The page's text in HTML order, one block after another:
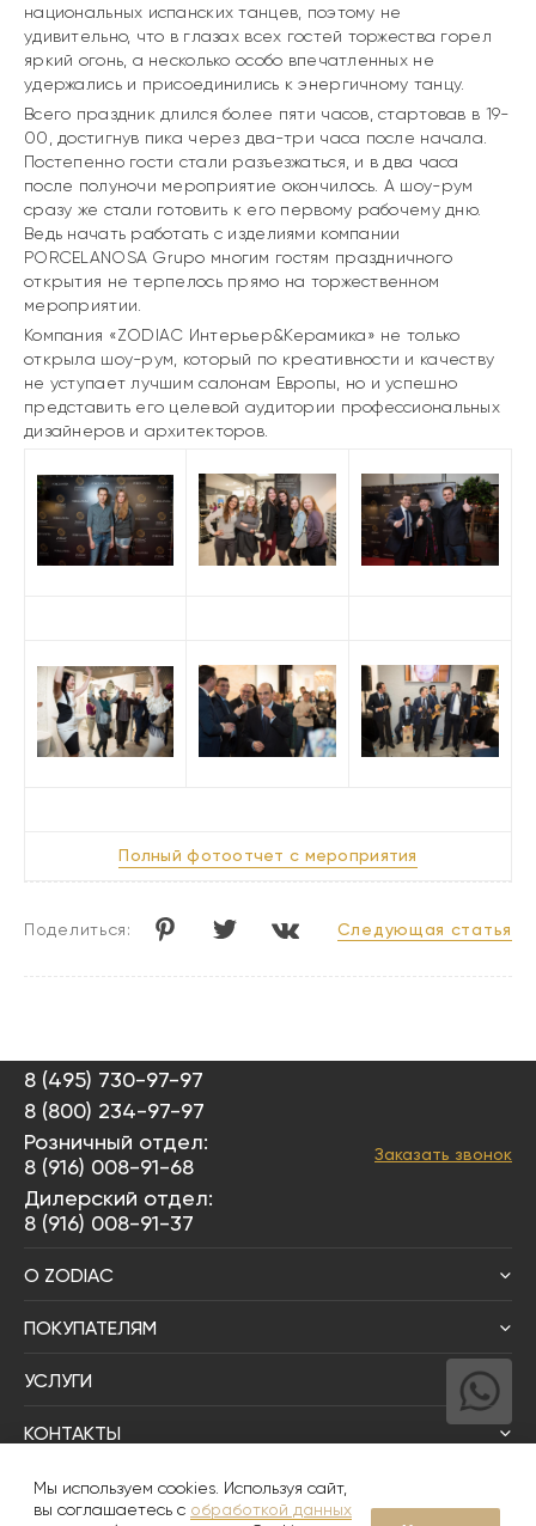
национальных испанских танцев, поэтому не
удивительно, что в глазах всех гостей торжества горел
яркий огонь, а несколько особо впечатленных не
удержались и присоединились к энергичному танцу.
Всего праздник длился более пяти часов, стартовав в 19-
00, достигнув пика через два-три часа после начала.
Постепенно гости стали разъезжаться, и в два часа
после полуночи мероприятие окончилось. А шоу-рум
сразу же стали готовить к его первому рабочему дню.
Ведь начать работать с изделиями компании
PORCELANOSA Grupo многим гостям праздничного
открытия не терпелось прямо на торжественном
мероприятии.
Компания «ZODIAC Интерьер&Керамика» не только
открыла шоу-рум, который по креативности и качеству
не уступает лучшим салонам Европы, но и успешно
представить его целевой аудитории профессиональных
дизайнеров и архитекторов.
Полный фотоотчет с мероприятия
Поделиться: Следующая статья
8 (495) 730-97-97
8 (800) 234-97-97
Розничный отдел:
8 (916) 008-91-68
Дилерский отдел:
8 (916) 008-91-37
Заказать звонок
О ZODIAC
ПОКУПАТЕЛЯМ
УСЛУГИ
КОНТАКТЫ
Написать директору
Мы используем cookies. Используя сайт,
вы соглашаетесь с обработкой данных